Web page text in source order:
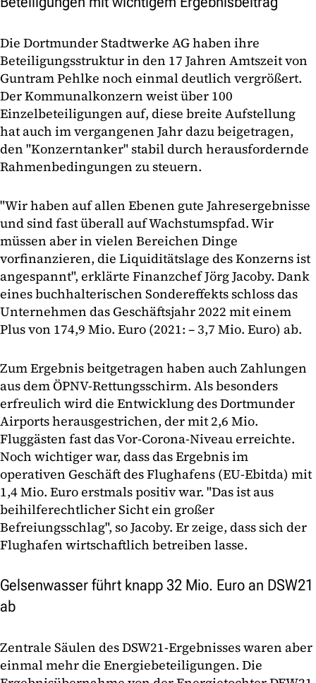
Die Dortmunder Stadtwerke AG haben ihre
Beteiligungsstruktur in den 17 Jahren Amtszeit von
Guntram Pehlke noch einmal deutlich vergrößert.
Der Kommunalkonzern weist über 100
Einzelbeteiligungen auf, diese breite Aufstellung
hat auch im vergangenen Jahr dazu beigetragen,
den "Konzerntanker" stabil durch herausfordernde
Rahmenbedingungen zu steuern.
"Wir haben auf allen Ebenen gute Jahresergebnisse
und sind fast überall auf Wachstumspfad. Wir
müssen aber in vielen Bereichen Dinge
vorfinanzieren, die Liquiditätslage des Konzerns ist
angespannt", erklärte Finanzchef Jörg Jacoby. Dank
eines buchhalterischen Sondereffekts schloss das
Unternehmen das Geschäftsjahr 2022 mit einem
Plus von 174,9 Mio. Euro (2021: – 3,7 Mio. Euro) ab.
Zum Ergebnis beitgetragen haben auch Zahlungen
aus dem ÖPNV-Rettungsschirm. Als besonders
erfreulich wird die Entwicklung des Dortmunder
Airports herausgestrichen, der mit 2,6 Mio.
Fluggästen fast das Vor-Corona-Niveau erreichte.
Noch wichtiger war, dass das Ergebnis im
operativen Geschäft des Flughafens (EU-Ebitda) mit
1,4 Mio. Euro erstmals positiv war. "Das ist aus
beihilferechtlicher Sicht ein großer
Befreiungsschlag", so Jacoby. Er zeige, dass sich der
Flughafen wirtschaftlich betreiben lasse.
Gelsenwasser führt knapp 32 Mio. Euro an DSW21
ab
Zentrale Säulen des DSW21-Ergebnisses waren aber
einmal mehr die Energiebeteiligungen. Die